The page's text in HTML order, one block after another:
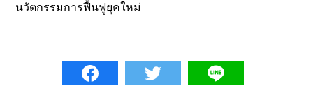
นวัตกรรมการฟื้นฟูยุคใหม่